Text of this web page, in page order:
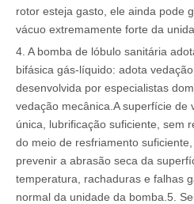
rotor esteja gasto, ele ainda pode
vácuo extremamente forte da
4. A bomba de lóbulo sanitária
bifásica gás-líquido: adota
desenvolvida por especialistas
vedação mecânica.A superfície de
única, lubrificação suficiente, sem
do meio de resfriamento
prevenir a abrasão seca da
temperatura, rachaduras e falhas
normal da unidade da bomba.5.